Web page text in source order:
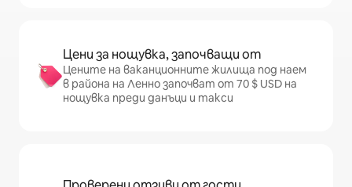
Цени за нощувка, започващи от
Цените на ваканционните жилища под наем
в района на Ленно започват от 70 $ USD на
нощувка преди данъци и такси